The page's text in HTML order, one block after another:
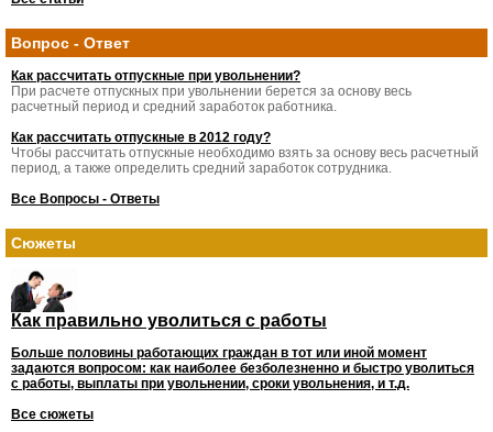
Вопрос - Ответ
Как рассчитать отпускные при увольнении?
При расчете отпускных при увольнении берется за основу весь
расчетный период и средний заработок работника.
Как рассчитать отпускные в 2012 году?
Чтобы рассчитать отпускные необходимо взять за основу весь расчетный
период, а также определить средний заработок сотрудника.
Все Вопросы - Ответы
Сюжеты
Как правильно уволиться с работы
Больше половины работающих граждан в тот или иной момент
задаются вопросом: как наиболее безболезненно и быстро уволиться
с работы, выплаты при увольнении, сроки увольнения, и т.д.
Все сюжеты